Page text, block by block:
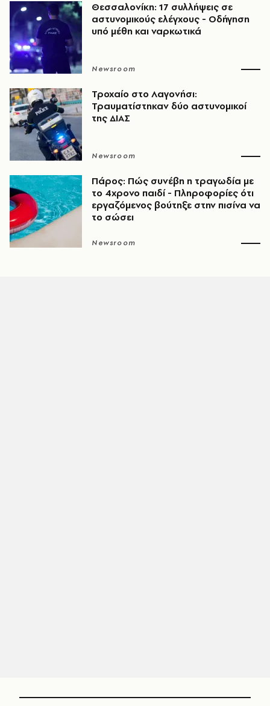
Θεσσαλονίκη: 17 συλλήψεις σε
αστυνομικούς ελέγχους - Οδήγηση
υπό μέθη και ναρκωτικά
Newsroom
Τροχαίο στο Λαγονήσι:
Τραυματίστηκαν δύο αστυνομικοί
της ΔΙΑΣ
Newsroom
Πάρος: Πώς συνέβη η τραγωδία με
το 4χρονο παιδί - Πληροφορίες ότι
εργαζόμενος βούτηξε στην πισίνα να
το σώσει
Newsroom